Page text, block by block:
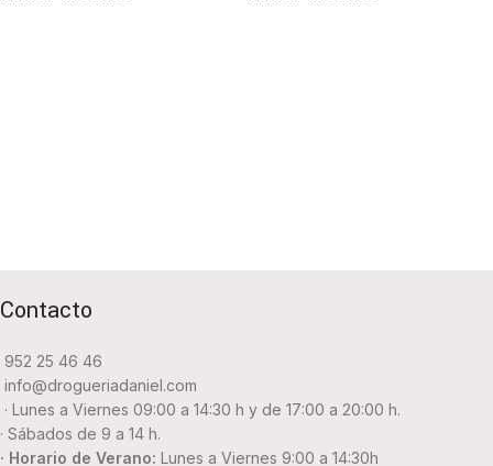
Contacto
952 25 46 46
info@drogueriadaniel.com
· Lunes a Viernes 09:00 a 14:30 h y de 17:00 a 20:00 h.
· Sábados de 9 a 14 h.
· Horario de Verano: Lunes a Viernes 9:00 a 14:30h